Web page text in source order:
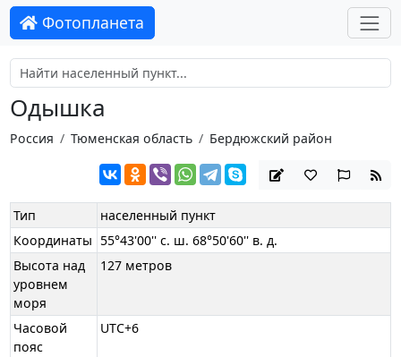
Фотопланета
Одышка
Россия Тюменская область Бердюжский район
Тип
населенный пункт
Координаты 55°43'00'' с. ш. 68°50'60'' в. д.
Высота над
уровнем
моря
127 метров
Часовой
пояс
UTC+6